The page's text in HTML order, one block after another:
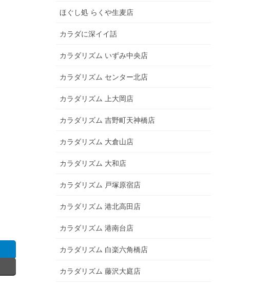
ほぐし処 らくや生麦店
カラダに深イイ話
カラダリズム いずみ中央店
カラダリズム センター北店
カラダリズム 上大岡店
カラダリズム 吉野町天神橋店
カラダリズム 大倉山店
カラダリズム 大和店
カラダリズム 戸塚原宿店
カラダリズム 港北高田店
カラダリズム 港南台店
カラダリズム 白楽六角橋店
カラダリズム 藤沢大庭店